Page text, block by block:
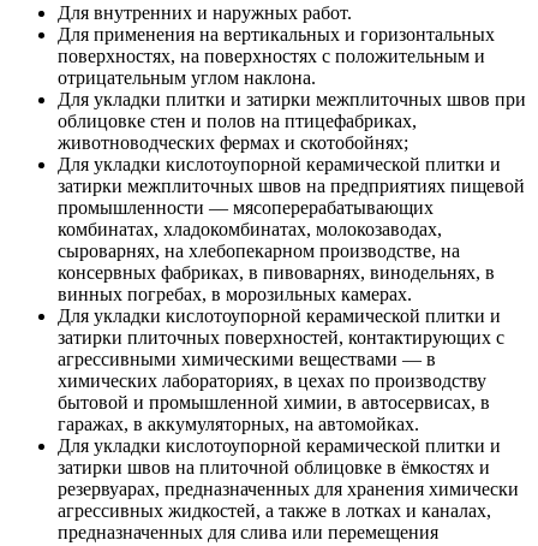
Для внутренних и наружных работ.
Для применения на вертикальных и горизонтальных
поверхностях, на поверхностях с положительным и
отрицательным углом наклона.
Для укладки плитки и затирки межплиточных швов при
облицовке стен и полов на птицефабриках,
животноводческих фермах и скотобойнях;
Для укладки кислотоупорной керамической плитки и
затирки межплиточных швов на предприятиях пищевой
промышленности — мясоперерабатывающих
комбинатах, хладокомбинатах, молокозаводах,
сыроварнях, на хлебопекарном производстве, на
консервных фабриках, в пивоварнях, винодельнях, в
винных погребах, в морозильных камерах.
Для укладки кислотоупорной керамической плитки и
затирки плиточных поверхностей, контактирующих с
агрессивными химическими веществами — в
химических лабораториях, в цехах по производству
бытовой и промышленной химии, в автосервисах, в
гаражах, в аккумуляторных, на автомойках.
Для укладки кислотоупорной керамической плитки и
затирки швов на плиточной облицовке в ёмкостях и
резервуарах, предназначенных для хранения химически
агрессивных жидкостей, а также в лотках и каналах,
предназначенных для слива или перемещения